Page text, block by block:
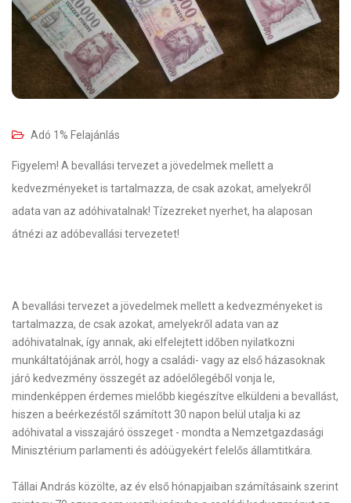
Adó 1% Felajánlás
Figyelem! A bevallási tervezet a jövedelmek mellett a
kedvezményeket is tartalmazza, de csak azokat, amelyekről
adata van az adóhivatalnak! Tízezreket nyerhet, ha alaposan
átnézi az adóbevallási tervezetet!
A bevallási tervezet a jövedelmek mellett a kedvezményeket is
tartalmazza, de csak azokat, amelyekről adata van az
adóhivatalnak, így annak, aki elfelejtett időben nyilatkozni
munkáltatójának arról, hogy a családi- vagy az első házasoknak
járó kedvezmény összegét az adóelőlegéből vonja le,
mindenképpen érdemes mielőbb kiegészítve elküldeni a bevallást,
hiszen a beérkezéstől számított 30 napon belül utalja ki az
adóhivatal a visszajáró összeget - mondta a Nemzetgazdasági
Minisztérium parlamenti és adóügyekért felelős államtitkára.
Tállai András közölte, az év első hónapjaiban számításaink szerint